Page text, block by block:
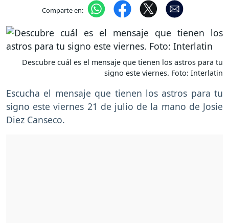
Comparte en:
Descubre cuál es el mensaje que tienen los astros para tu
signo este viernes. Foto: Interlatin
Escucha el mensaje que tienen los astros para tu
signo este viernes 21 de julio de la mano de Josie
Diez Canseco.